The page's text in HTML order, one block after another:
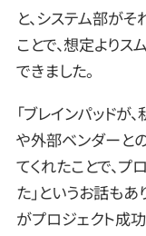
と、システム部が
ことで、想定より
できました。
「ブレインパッド
や外部ベンダーと
てくれたことで、
た」というお話も
がプロジェクト成